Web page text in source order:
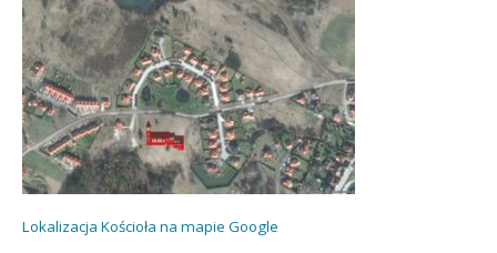
Lokalizacja Kościoła na mapie Google